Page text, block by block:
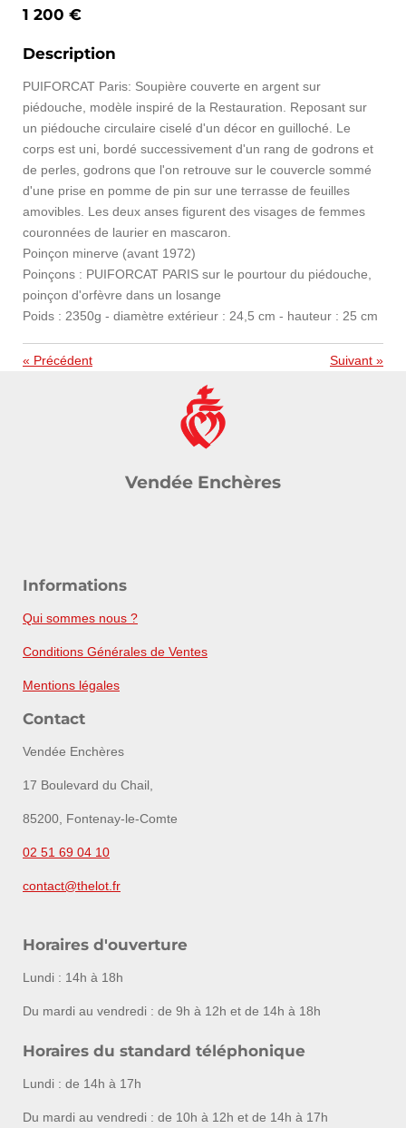
1 200 €
Description
PUIFORCAT Paris: Soupière couverte en argent sur
piédouche, modèle inspiré de la Restauration. Reposant sur
un piédouche circulaire ciselé d'un décor en guilloché. Le
corps est uni, bordé successivement d'un rang de godrons et
de perles, godrons que l'on retrouve sur le couvercle sommé
d'une prise en pomme de pin sur une terrasse de feuilles
amovibles. Les deux anses figurent des visages de femmes
couronnées de laurier en mascaron.
Poinçon minerve (avant 1972)
Poinçons : PUIFORCAT PARIS sur le pourtour du piédouche,
poinçon d'orfèvre dans un losange
Poids : 2350g - diamètre extérieur : 24,5 cm - hauteur : 25 cm
« Précédent Suivant »
Vendée Enchères
Informations
Qui sommes nous ?
Conditions Générales de Ventes
Mentions légales
Contact
Vendée Enchères
17 Boulevard du Chail,
85200, Fontenay-le-Comte
02 51 69 04 10
contact@thelot.fr
Horaires d'ouverture
Lundi : 14h à 18h
Du mardi au vendredi : de 9h à 12h et de 14h à 18h
Horaires du standard téléphonique
Lundi : de 14h à 17h
Du mardi au vendredi : de 10h à 12h et de 14h à 17h